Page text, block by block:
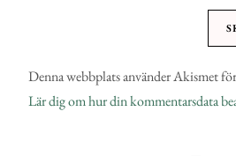
Denna webbplats använder Akismet
Lär dig om hur din kommentarsdata